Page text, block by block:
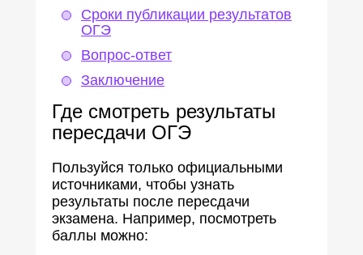
Сроки публикации результатов
ОГЭ
Вопрос-ответ
Заключение
Где смотреть результаты
пересдачи ОГЭ
Пользуйся только официальными
источниками, чтобы узнать
результаты после пересдачи
экзамена. Например, посмотреть
баллы можно: